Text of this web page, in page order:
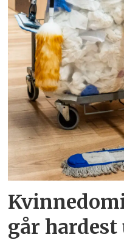
går hardest